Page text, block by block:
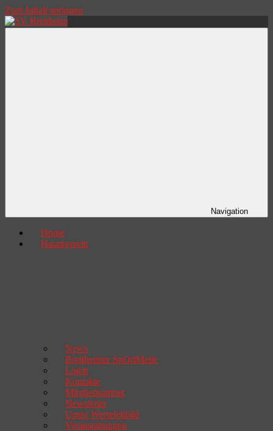
Zum Inhalt springen
Navigation
Home
Hauptverein
News
Brettheimer SpOrtMeile
Login
Kontakte
Mitgliedsantrag
Newsletter
Unser Werteleitbild
Veranstaltungen